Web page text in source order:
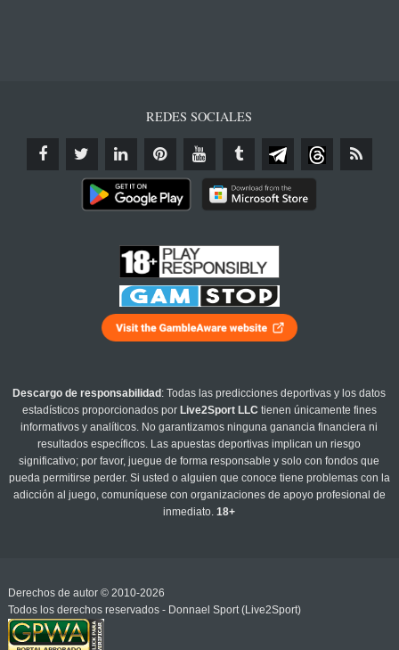
REDES SOCIALES
Descargo de responsabilidad : Todas las predicciones deportivas y los datos
estadísticos proporcionados por Live2Sport LLC tienen únicamente fines
informativos y analíticos. No garantizamos ninguna ganancia financiera ni
resultados específicos. Las apuestas deportivas implican un riesgo
significativo; por favor, juegue de forma responsable y solo con fondos que
pueda permitirse perder. Si usted o alguien que conoce tiene problemas con la
adicción al juego, comuníquese con organizaciones de apoyo profesional de
inmediato.18+
Derechos de autor © 2010-2026
Todos los derechos reservados - Donnael Sport (Live2Sport)